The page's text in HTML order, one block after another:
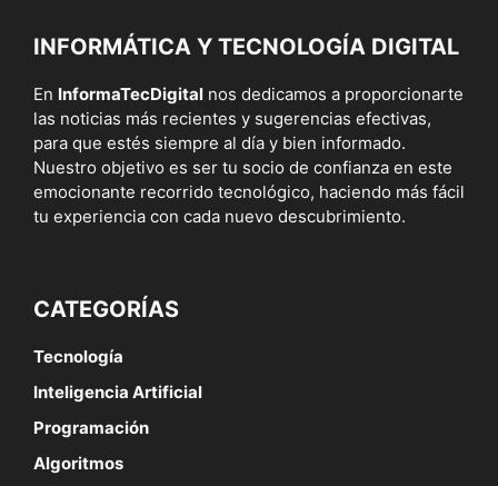
INFORMÁTICA Y TECNOLOGÍA DIGITAL
En InformaTecDigital nos dedicamos a proporcionarte
las noticias más recientes y sugerencias efectivas,
para que estés siempre al día y bien informado.
Nuestro objetivo es ser tu socio de confianza en este
emocionante recorrido tecnológico, haciendo más fácil
tu experiencia con cada nuevo descubrimiento.
CATEGORÍAS
Tecnología
Inteligencia Artificial
Programación
Algoritmos